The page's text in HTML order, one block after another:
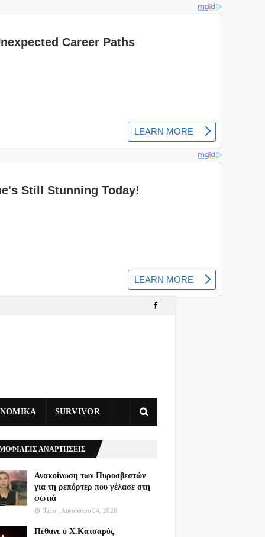
SURVIVOR
ΑΝΑΡΤΗΣΕΙΣ
Ανακοίνωση των Πυροσβεστών
για τη ρεπόρτερ που γέλασε στη
φωτιά
Τρίτη, Αυγούστου 04, 2026
Πέθανε ο Χ.Κατσαρός